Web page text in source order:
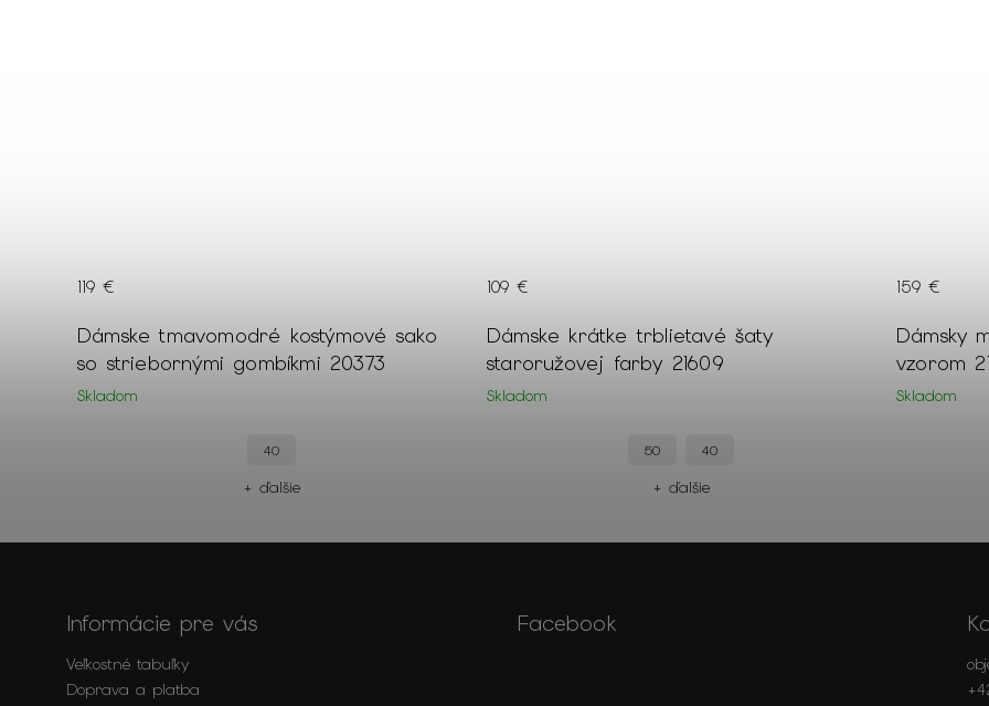
Dámske tmavomodré kostýmové sako
so striebornými gombíkmi 20373
Skladom
119 €
40
+ ďalšie
Dámske krátke trblietavé šaty
staroružovej farby 21609
Skladom
109 €
50 40
+ ďalšie
Dámsky
vzorom
Skladom
159 €
Informácie pre vás
Veľkostné tabuľky
Doprava a platba
Facebook